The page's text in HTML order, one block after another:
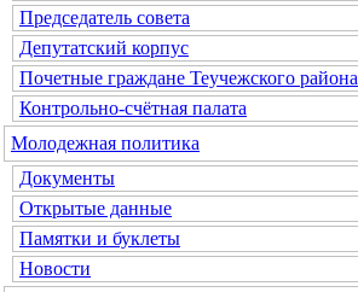
Председатель совета
Депутатский корпус
Почетные граждане Теучежского района
Контрольно-счётная палата
Молодежная политика
Документы
Открытые данные
Памятки и буклеты
Новости